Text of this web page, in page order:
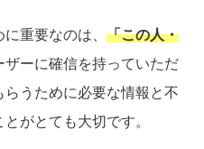
重要なのは、 「この人・
ザーに確信を持っていただ
らうために必要な情報と不
がとても大切です。